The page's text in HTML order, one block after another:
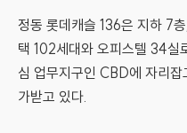
정동 롯데캐슬 136은 지하 7
택 102세대와 오피스텔 34실
심 업무지구인 CBD에 자리
가받고 있다.